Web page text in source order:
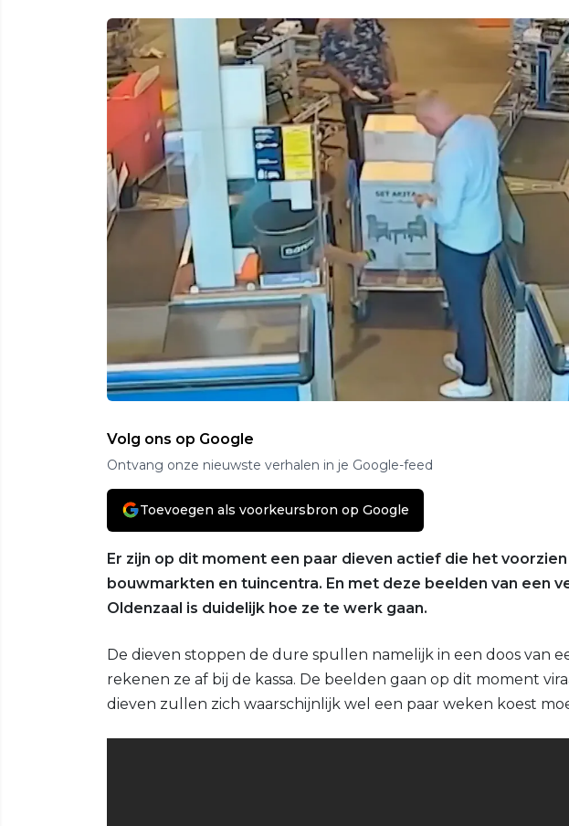
Volg ons op Google
Ontvang onze nieuwste verhalen in je Google-feed
Toevoegen als voorkeursbron op Google
Er zijn op dit moment een paar dieven actief die het
bouwmarkten en tuincentra. En met deze beelden van een
Oldenzaal is duidelijk hoe ze te werk gaan.
De dieven stoppen de dure spullen namelijk in een doos van
rekenen ze af bij de kassa. De beelden gaan op dit moment
dieven zullen zich waarschijnlijk wel een paar weken koest